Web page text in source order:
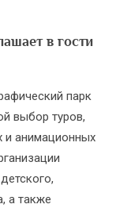
в гости
парк
выбор туров,
и анимационных
а также